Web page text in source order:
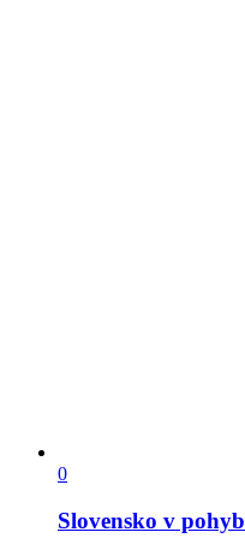
0
Slovensko v